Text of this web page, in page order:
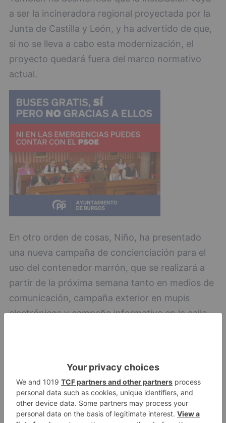
a ser la incineradora regional proyectada por la
Junta de Castilla y León, y ha advertido de que,
si no se lleva a cabo esta modernización, el
proyecto quedará fuera del marco normativo
actual.
En otro orden de cosas, Niño, ha presentado
una nueva campaña de concienciación para el
uso del contenedor marrón, que se realizará a
partir de la próxima semana tanto en medios de
comunicación, campaña exterior en mupis
electrónicos y campaña informativa en la calle.
cortes
LO + VISTO